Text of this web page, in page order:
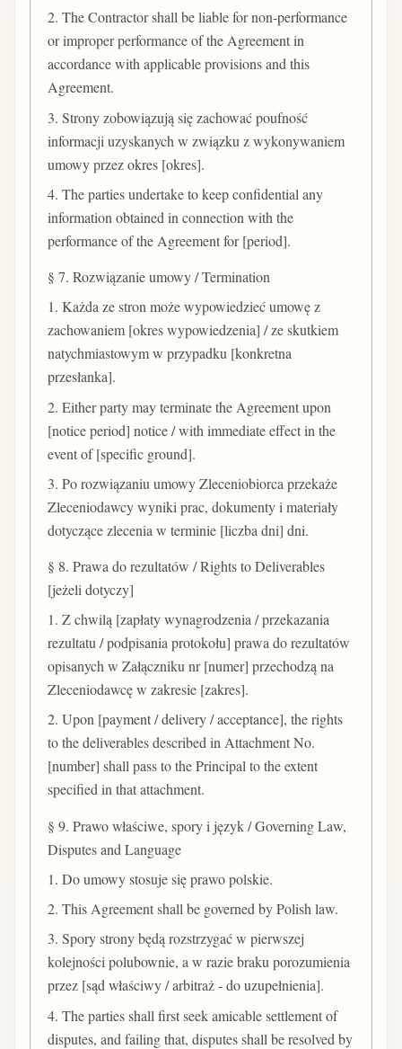
2. The Contractor shall be liable for non-performance
or improper performance of the Agreement in
accordance with applicable provisions and this
Agreement.
3. Strony zobowiązują się zachować poufność
informacji uzyskanych w związku z wykonywaniem
umowy przez okres [okres].
4. The parties undertake to keep confidential any
information obtained in connection with the
performance of the Agreement for [period].
§ 7. Rozwiązanie umowy / Termination
1. Każda ze stron może wypowiedzieć umowę z
zachowaniem [okres wypowiedzenia] / ze skutkiem
natychmiastowym w przypadku [konkretna
przesłanka].
2. Either party may terminate the Agreement upon
[notice period] notice / with immediate effect in the
event of [specific ground].
3. Po rozwiązaniu umowy Zleceniobiorca przekaże
Zleceniodawcy wyniki prac, dokumenty i materiały
dotyczące zlecenia w terminie [liczba dni] dni.
§ 8. Prawa do rezultatów / Rights to Deliverables
[jeżeli dotyczy]
1. Z chwilą [zapłaty wynagrodzenia / przekazania
rezultatu / podpisania protokołu] prawa do rezultatów
opisanych w Załączniku nr [numer] przechodzą na
Zleceniodawcę w zakresie [zakres].
2. Upon [payment / delivery / acceptance], the rights
to the deliverables described in Attachment No.
[number] shall pass to the Principal to the extent
specified in that attachment.
§ 9. Prawo właściwe, spory i język / Governing Law,
Disputes and Language
1. Do umowy stosuje się prawo polskie.
2. This Agreement shall be governed by Polish law.
3. Spory strony będą rozstrzygać w pierwszej
kolejności polubownie, a w razie braku porozumienia
przez [sąd właściwy / arbitraż - do uzupełnienia].
4. The parties shall first seek amicable settlement of
disputes, and failing that, disputes shall be resolved by